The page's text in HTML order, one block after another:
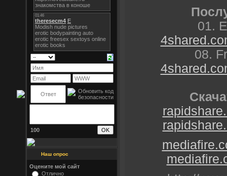
100
Наш опрос
Оцените мой сайт
Отлично
01.
08.